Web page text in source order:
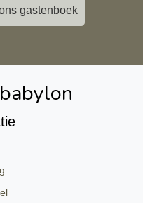
gastenboek